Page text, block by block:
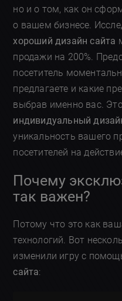
но и о том, как он
о вашем бизнесе.
хороший дизайн сайта
продажи на 200%.
посетитель
предлагаете и какие
выбрав именно вас.
индивидуальный
уникальность вашего
посетителей на
Почему
так важен?
Потому что это как
технологий. Вот
изменили игру с
сайта: